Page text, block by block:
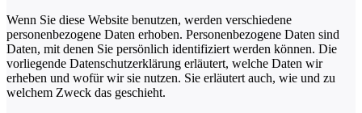
Wenn Sie diese Website benutzen, werden verschiedene
personenbezogene Daten erhoben. Personenbezogene Daten sind
Daten, mit denen Sie persönlich identifiziert werden können. Die
vorliegende Datenschutzerklärung erläutert, welche Daten wir
erheben und wofür wir sie nutzen. Sie erläutert auch, wie und zu
welchem Zweck das geschieht.